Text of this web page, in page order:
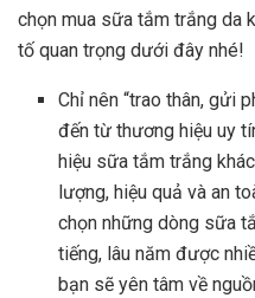
chọn mua sữa tắm trắng da
tố quan trọng dưới đây nhé!
Chỉ nên “trao thân, gửi
đến từ thương hiệu uy
hiệu sữa tắm trắng
lượng, hiệu quả và an
chọn những dòng sữa
tiếng, lâu năm được
bạn sẽ yên tâm về